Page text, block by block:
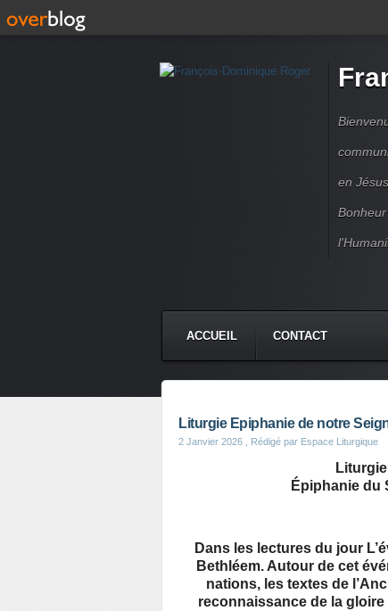
en
ACCUEIL CONTACT
Liturgie Epiphanie de notre
2 Janvier 2026 , Rédigé par Espace Liturgique
Épiphanie du
Dans les lectures du jour
Bethléem. Autour de cet
nations, les textes de
reconnaissance de la gloire